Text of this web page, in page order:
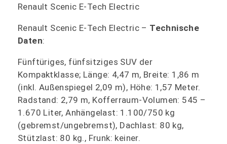
Renault Scenic E-Tech Electric
Renault Scenic E-Tech Electric – Technische
Daten:
Fünftüriges, fünfsitziges SUV der
Kompaktklasse; Länge: 4,47 m, Breite: 1,86 m
(inkl. Außenspiegel 2,09 m), Höhe: 1,57 Meter.
Radstand: 2,79 m, Kofferraum-Volumen: 545 –
1.670 Liter, Anhängelast: 1.100/750 kg
(gebremst/ungebremst), Dachlast: 80 kg,
Stützlast: 80 kg., Frunk: keiner.